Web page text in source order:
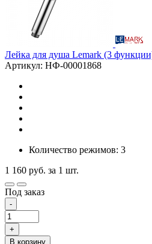
Лейка для душа Lemark (3
Артикул: НФ-00001868
Количество режимов: 3
1 160 руб. за 1 шт.
Под заказ
-
+
В корзину